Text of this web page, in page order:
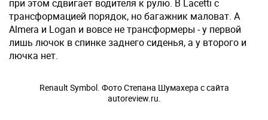
при этом сдвигает водителя к рулю. В Lacetti с
трансформацией порядок, но багажник маловат. А
Almera и Logan и вовсе не трансформеры - у первой
лишь лючок в спинке заднего сиденья, а у второго и
лючка нет.
Renault Symbol. Фото Степана Шумахера с сайта
autoreview.ru.